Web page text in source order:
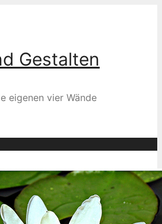
Gestalten
eigenen vier Wände